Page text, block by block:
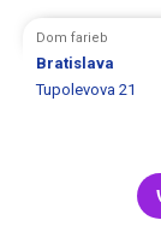
Dom farieb
Bratislava
Tupolevova 21